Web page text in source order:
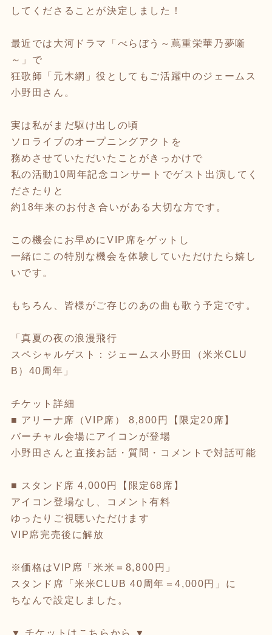
してくださることが決定しました！
最近では大河ドラマ「べらぼう～蔦重栄華乃夢噺
～」で
狂歌師「元木網」役としてもご活躍中のジェームス
小野田さん。
実は私がまだ駆け出しの頃
ソロライブのオープニングアクトを
務めさせていただいたことがきっかけで
私の活動10周年記念コンサートでゲスト出演してく
ださたりと
約18年来のお付き合いがある大切な方です。
この機会にお早めにVIP席をゲットし
一緒にこの特別な機会を体験していただけたら嬉し
いです。
もちろん、皆様がご存じのあの曲も歌う予定です。
「真夏の夜の浪漫飛行
スペシャルゲスト：ジェームス小野田（米米CLU
B）40周年」
チケット詳細
■ アリーナ席（VIP席） 8,800円【限定20席】
バーチャル会場にアイコンが登場
小野田さんと直接お話・質問・コメントで対話可能
■ スタンド席 4,000円【限定68席】
アイコン登場なし、コメント有料
ゆったりご視聴いただけます
VIP席完売後に解放
※価格はVIP席「米米＝8,800円」
スタンド席「米米CLUB 40周年＝4,000円」に
ちなんで設定しました。
▼ チケットはこちらから ▼